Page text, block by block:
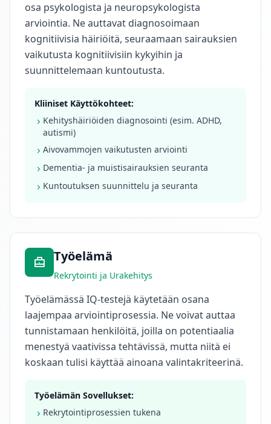
osa psykologista ja neuropsykologista
arviointia. Ne auttavat diagnosoimaan
kognitiivisia häiriöitä, seuraamaan sairauksien
vaikutusta kognitiivisiin kykyihin ja
suunnittelemaan kuntoutusta.
Kliiniset Käyttökohteet:
Kehityshäiriöiden diagnosointi (esim. ADHD,
autismi)
Aivovammojen vaikutusten arviointi
Dementia- ja muistisairauksien seuranta
Kuntoutuksen suunnittelu ja seuranta
Työelämä
Rekrytointi ja Urakehitys
Työelämässä IQ-testejä käytetään osana
laajempaa arviointiprosessia. Ne voivat auttaa
tunnistamaan henkilöitä, joilla on potentiaalia
menestyä vaativissa tehtävissä, mutta niitä ei
koskaan tulisi käyttää ainoana valintakriteerinä.
Työelämän Sovellukset:
Rekrytointiprosessien tukena